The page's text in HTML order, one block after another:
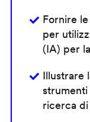
Fornire
per
(IA) per
Illustrare
strumenti
ricerca